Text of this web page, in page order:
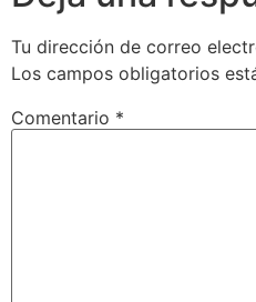
Tu dirección de correo
Los campos obligatorios
Comentario *